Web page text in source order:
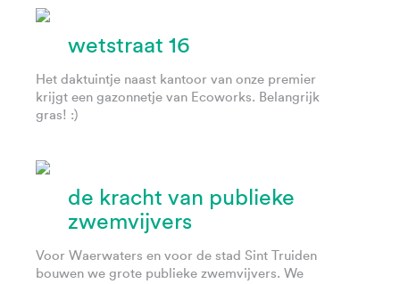
wetstraat 16
Het daktuintje naast kantoor van onze premier
krijgt een gazonnetje van Ecoworks. Belangrijk
gras! :)
de kracht van publieke
zwemvijvers
Voor Waerwaters en voor de stad Sint Truiden
bouwen we grote publieke zwemvijvers. We